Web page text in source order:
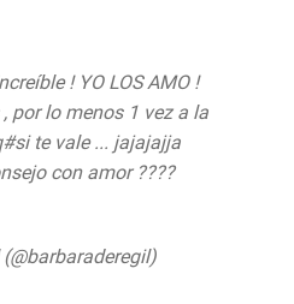
! YO LOS AMO !
por lo menos 1 vez a la
te vale ... jajajajja
con amor ????